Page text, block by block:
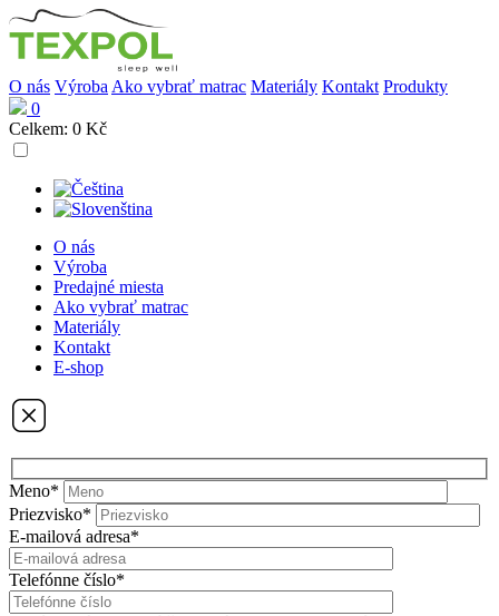
O nás Výroba Ako vybrať matrac Materiály Kontakt Produkty
0
Celkem: 0 Kč
O nás
Výroba
Predajné miesta
Ako vybrať matrac
Materiály
Kontakt
E-shop
Meno*
Priezvisko*
E-mailová adresa*
Telefónne číslo*